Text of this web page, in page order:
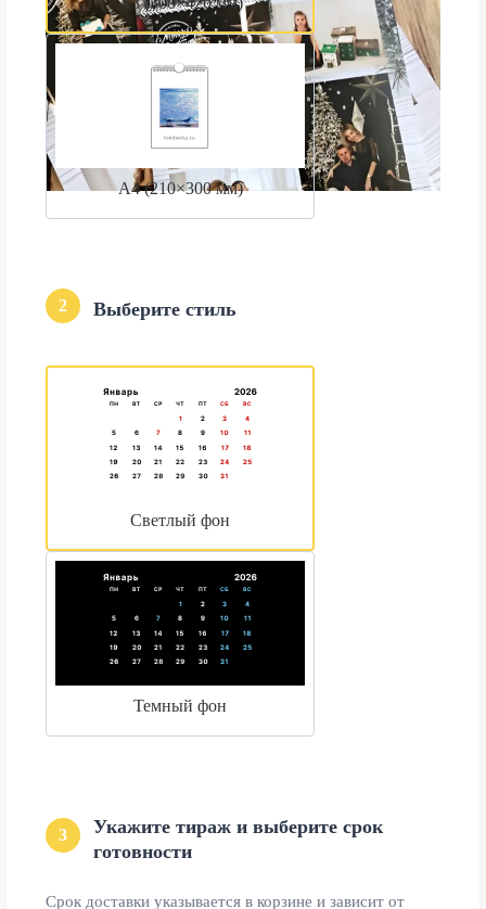
А4 (210×300 мм)
2 Выберите стиль
Светлый фон
Темный фон
3
Укажите тираж и выберите срок
готовности
Срок доставки указывается в корзине и зависит от